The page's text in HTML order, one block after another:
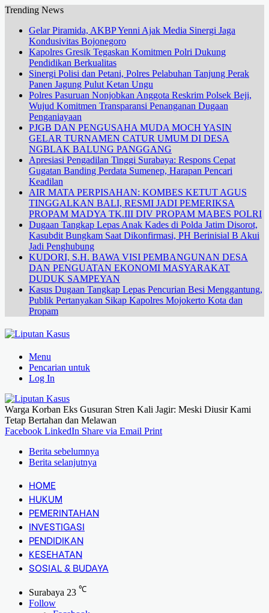
Trending News
Gelar Piramida, AKBP Yenni Ajak Media Sinergi Jaga
Kondusivitas Bojonegoro
Kapolres Gresik Tegaskan Komitmen Polri Dukung
Pendidikan Berkualitas
Sinergi Polisi dan Petani, Polres Pelabuhan Tanjung Perak
Panen Jagung Pulut Ketan Ungu
Polres Pasuruan Nonjobkan Anggota Reskrim Polsek Beji,
Wujud Komitmen Transparansi Penanganan Dugaan
Penganiayaan
PJGB DAN PENGUSAHA MUDA MOCH YASIN
GELAR TURNAMEN CATUR UMUM DI DESA
NGBLAK BALUNG PANGGANG
Apresiasi Pengadilan Tinggi Surabaya: Respons Cepat
Gugatan Banding Perdata Sumenep, Harapan Pencari
Keadilan
AIR MATA PERPISAHAN: KOMBES KETUT AGUS
TINGGALKAN BALI, RESMI JADI PEMERIKSA
PROPAM MADYA TK.III DIV PROPAM MABES POLRI
Dugaan Tangkap Lepas Anak Kades di Polda Jatim Disorot,
Kasubdit Bungkam Saat Dikonfirmasi, PH Berinisial B Akui
Jadi Penghubung
KUDORI, S.H. BAWA VISI PEMBANGUNAN DESA
DAN PENGUATAN EKONOMI MASYARAKAT
DUDUK SAMPEYAN
Kasus Dugaan Tangkap Lepas Pencurian Besi Menggantung,
Publik Pertanyakan Sikap Kapolres Mojokerto Kota dan
Propam
Menu
Pencarian untuk
Log In
Warga Korban Eks Gusuran Stren Kali Jagir: Meski Diusir Kami
Tetap Bertahan dan Melawan
Facebook LinkedIn Share via Email Print
Berita sebelumnya
Berita selanjutnya
HOME
HUKUM
PEMERINTAHAN
INVESTIGASI
PENDIDIKAN
KESEHATAN
SOSIAL & BUDAYA
Surabaya 23 ℃
Follow